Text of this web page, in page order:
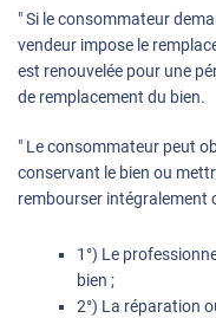
" Si le consommateur
vendeur impose le
est renouvelée pour une
de remplacement du bien.
" Le consommateur peut
conservant le bien ou
rembourser intégralement
1°) Le
bien ;
2°) La réparation